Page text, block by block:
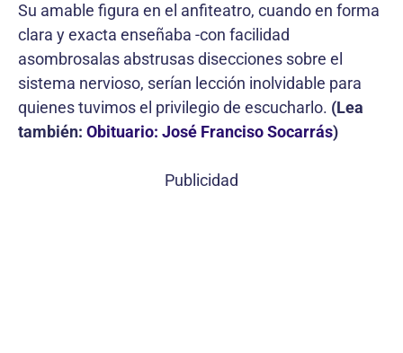
Su amable figura en el anfiteatro, cuando en forma
clara y exacta enseñaba -con facilidad
asombrosalas abstrusas disecciones sobre el
sistema nervioso, serían lección inolvidable para
quienes tuvimos el privilegio de escucharlo. (Lea
también: Obituario: José Franciso Socarrás)
Publicidad